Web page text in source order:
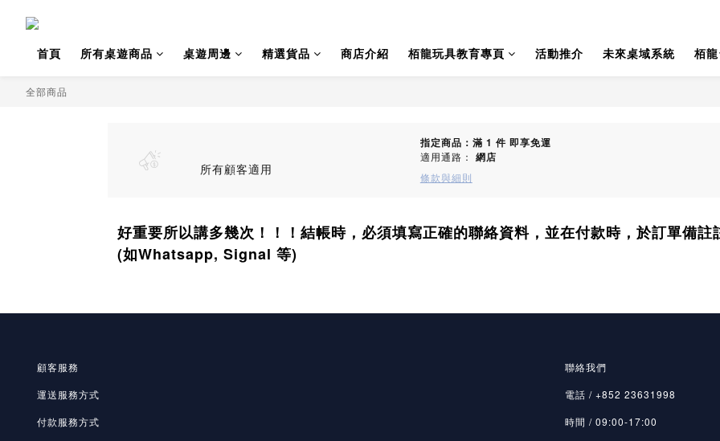
首頁
所有桌遊商品 桌遊周邊 精選貨品 商店介紹 栢龍玩具教育專頁 活動推介 未來桌域系統 栢
全部商品
所有顧客適用
指定商品：滿 1 件 即享免運
適用通路： 網店
條款與細則
好重要所以講多幾次！！！結帳時，必須填寫正確的聯絡資料，並在付款時，於訂單備
(如Whatsapp, Signal 等)
顧客服務
運送服務方式
付款服務方式
聯絡我們
電話 / +852 23631998
時間 / 09:00-17:00